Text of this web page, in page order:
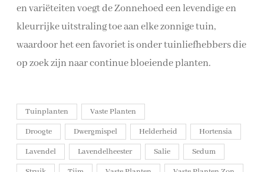
en variëteiten voegt de Zonnehoed een levendige en
kleurrijke uitstraling toe aan elke zonnige tuin,
waardoor het een favoriet is onder tuinliefhebbers die
op zoek zijn naar continue bloeiende planten.
Tuinplanten
Vaste Planten
Droogte
Dwergmispel Helderheid
Hortensia
Lavendel
Lavendelheester Salie
Sedum